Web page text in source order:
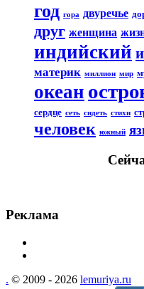
год гора двуречье
друг женщина
индийский
материк миллион мир
океан
сердце сеть сидеть стихи
человек южный
Реклама
. © 2009 - 2026 lemuriya.ru